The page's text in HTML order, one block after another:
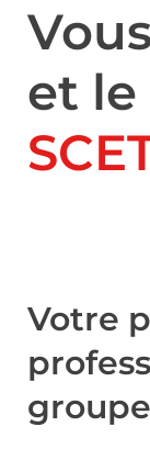
et le
Votre
groupe